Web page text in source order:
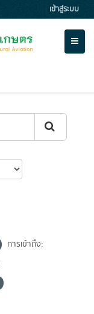
เข้าสู่ระบบ
การเข้าถึง: